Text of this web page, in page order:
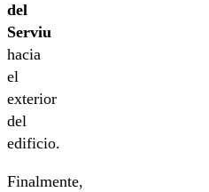
del
Serviu
hacia
el
exterior
del
edificio.
Finalmente,